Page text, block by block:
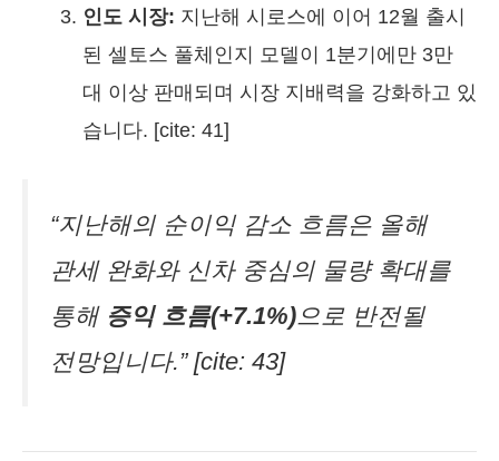
인도 시장: 지난해 시로스에 이어 12월 출시
된 셀토스 풀체인지 모델이 1분기에만 3만
대 이상 판매되며 시장 지배력을 강화하고 있
습니다. [cite: 41]
“지난해의 순이익 감소 흐름은 올해
관세 완화와 신차 중심의 물량 확대를
통해 증익 흐름(+7.1%)으로 반전될
전망입니다.” [cite: 43]